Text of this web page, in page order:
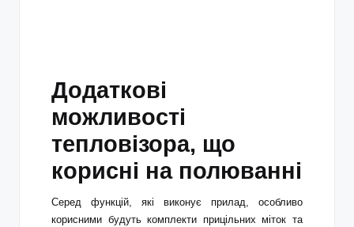
Додаткові
можливості
тепловізора, що
корисні на полюванні
Серед функцій, які виконує прилад, особливо
корисними будуть комплекти прицільних міток та